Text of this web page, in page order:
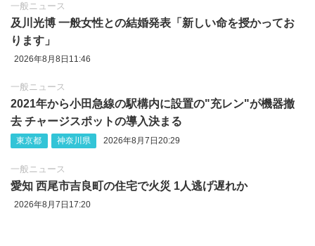
一般ニュース
及川光博 一般女性との結婚発表「新しい命を授かってお
ります」
2026年8月8日11:46
一般ニュース
2021年から小田急線の駅構内に設置の"充レン"が機器撤
去 チャージスポットの導入決まる
東京都 神奈川県 2026年8月7日20:29
一般ニュース
愛知 西尾市吉良町の住宅で火災 1人逃げ遅れか
2026年8月7日17:20